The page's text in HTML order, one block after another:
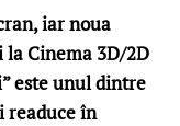
iar noua
Cinema 3D/2D
este unul dintre
readuce în